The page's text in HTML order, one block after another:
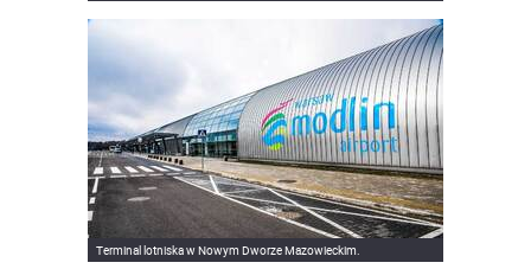
Terminal lotniska w Nowym Dworze Mazowieckim.